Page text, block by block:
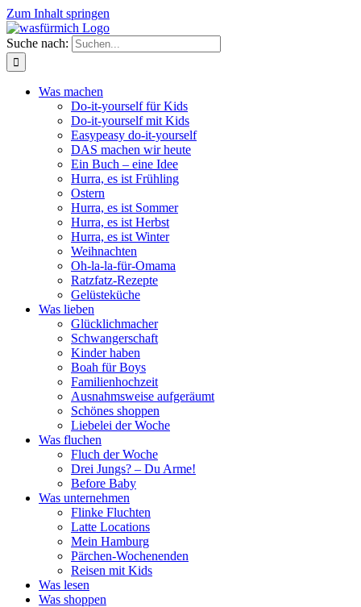
Zum Inhalt springen
Suche nach:
Was machen
Do-it-yourself für Kids
Do-it-yourself mit Kids
Easypeasy do-it-yourself
DAS machen wir heute
Ein Buch – eine Idee
Hurra, es ist Frühling
Ostern
Hurra, es ist Sommer
Hurra, es ist Herbst
Hurra, es ist Winter
Weihnachten
Oh-la-la-für-Omama
Ratzfatz-Rezepte
Gelüsteküche
Was lieben
Glücklichmacher
Schwangerschaft
Kinder haben
Boah für Boys
Familienhochzeit
Ausnahmsweise aufgeräumt
Schönes shoppen
Liebelei der Woche
Was fluchen
Fluch der Woche
Drei Jungs? – Du Arme!
Before Baby
Was unternehmen
Flinke Fluchten
Latte Locations
Mein Hamburg
Pärchen-Wochenenden
Reisen mit Kids
Was lesen
Was shoppen